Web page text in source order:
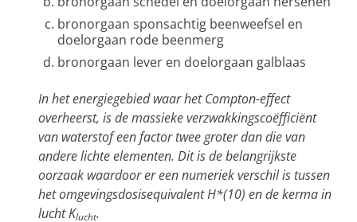
bronorgaan sponsachtig beenweefsel en
doelorgaan rode beenmerg
bronorgaan lever en doelorgaan galblaas
In het energiegebied waar het Compton-effect
overheerst, is de massieke verzwakkingscoëfficiënt
van waterstof een factor twee groter dan die van
andere lichte elementen. Dit is de belangrijkste
oorzaak waardoor er een numeriek verschil is tussen
het omgevingsdosisequivalent H*(10) en de kerma in
lucht Klucht.